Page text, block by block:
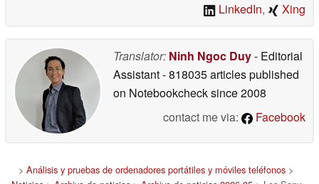
LinkedIn, Xing
Translator: Ninh Ngoc Duy- Editorial
Assistant- 818035 articles published
on Notebookchecksince 2008
contact me via:
Facebook
> Análisis y pruebas de ordenadores portátiles y móviles teléfonos >